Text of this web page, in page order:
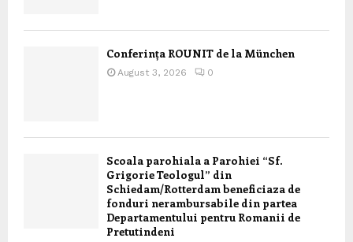
Conferința ROUNIT de la München
August 3, 2026 0
Scoala parohiala a Parohiei “Sf.
Grigorie Teologul” din
Schiedam/Rotterdam beneficiaza de
fonduri nerambursabile din partea
Departamentului pentru Romanii de
Pretutindeni